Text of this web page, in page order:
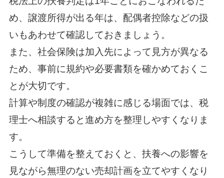
め、譲渡所得が出る年は、配偶者控除などの扱
いもあわせて確認しておきましょう。
また、社会保険は加入先によって見方が異なる
ため、事前に規約や必要書類を確かめておくこ
とが大切です。
計算や制度の確認が複雑に感じる場面では、税
理士へ相談すると進め方を整理しやすくなりま
す。
こうして準備を整えておくと、扶養への影響を
見ながら無理のない売却計画を立てやすくなり